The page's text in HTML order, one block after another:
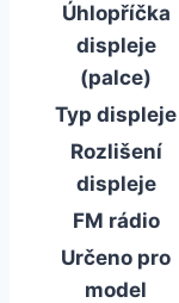
Úhlopříčka
displeje
(palce)
Typ displeje
Rozlišení
displeje
FM rádio
Určeno pro
model